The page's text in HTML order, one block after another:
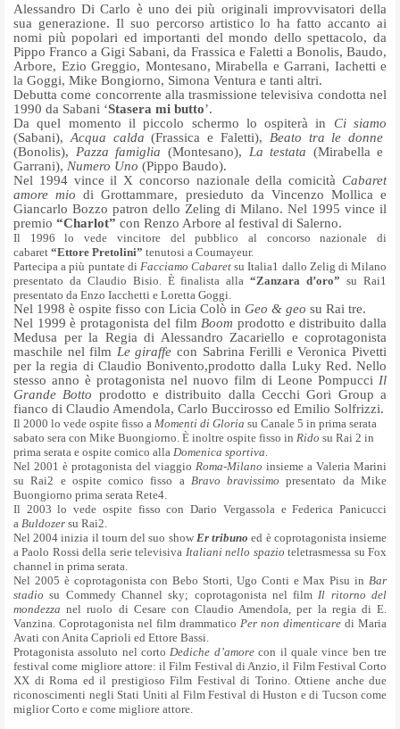
Alessandro Di Carlo è uno dei più originali improvvisatori della
sua generazione. Il suo percorso artistico lo ha fatto accanto ai
nomi più popolari ed importanti del mondo dello spettacolo, da
Pippo Franco a Gigi Sabani, da Frassica e Faletti a Bonolis, Baudo,
Arbore, Ezio Greggio, Montesano, Mirabella e Garrani, Iachetti e
la Goggi, Mike Bongiorno, Simona Ventura e tanti altri.
Debutta come concorrente alla trasmissione televisiva condotta nel
1990 da Sabani ‘Stasera mi butto’.
Da quel momento il piccolo schermo lo ospiterà in Ci siamo
(Sabani), Acqua calda (Frassica e Faletti), Beato tra le donne
(Bonolis), Pazza famiglia (Montesano), La testata (Mirabella e
Garrani), Numero Uno (Pippo Baudo).
Nel 1994 vinceil X concorso nazionale della comicitàCabaret
amore mio di Grottammare, presieduto da Vincenzo Mollica e
Giancarlo Bozzo patron dello Zeling di Milano. Nel 1995 vince il
premio “Charlot” con Renzo Arbore al festival di Salerno.
Il 1996 lo vede vincitore del pubblico al concorso nazionale di
cabaret “Ettore Pretolini” tenutosi a Coumayeur.
Partecipa a più puntate di Facciamo Cabaret su Italia1 dallo Zelig di Milano
presentato da Claudio Bisio. È finalista alla“Zanzara d’oro” su Rai1
presentato da Enzo Iacchetti e Loretta Goggi.
Nel 1998 è ospite fisso con Licia Colò in Geo & geo su Rai tre.
Nel 1999 è protagonista del film Boom prodotto e distribuito dalla
Medusa per la Regia di Alessandro Zacariello e coprotagonista
maschile nel film Le giraffe con Sabrina Ferilli e Veronica Pivetti
per la regia di Claudio Bonivento,prodotto dalla Luky Red. Nello
stesso anno è protagonista nel nuovo film di Leone Pompucci Il
Grande Botto prodotto e distribuito dalla Cecchi Gori Group a
fianco di Claudio Amendola, Carlo Buccirosso ed Emilio Solfrizzi.
Il 2000 lo vede ospite fisso a Momenti di Gloria su Canale 5 in prima serata
sabato sera con Mike Buongiorno. È inoltre ospite fisso in Rido su Rai 2 in
prima serata e ospite comico alla Domenica sportiva
Nel 2001 è protagonista del viaggio Roma-Milano insieme a Valeria Marini
su Rai2 e ospite comico fisso a Bravo bravissimo presentato da Mike
Buongiorno prima serata Rete4.
Il 2003 lo vede ospite fisso con Dario Vergassola e Federica Panicucci
a Buldozer su Rai2.
Nel 2004 inizia il tourn del suo show Er tribuno ed è coprotagonista insieme
a Paolo Rossi della serie televisiva Italiani nello spazio teletrasmessa su Fox
channel in prima serata.
Nel 2005 è coprotagonista con Bebo Storti, Ugo Conti e Max Pisu in Bar
stadio su Commedy Channel sky; coprotagonista nel film Il ritorno del
mondezza nel ruolo di Cesare con Claudio Amendola, per la regia di E.
Vanzina. Coprotagonista nel film drammatico Per non dimenticare di Maria
Avati con Anita Caprioli ed Ettore Bassi.
Protagonista assoluto nel corto Dediche d’amorecon il quale vince ben tre
festival come migliore attore: il Film Festival di Anzio, il Film Festival Corto
XX di Roma ed il prestigioso Film Festival di Torino. Ottiene anche due
riconoscimenti negli Stati Uniti al Film Festival di Huston e di Tucson come
miglior Corto e come migliore attore.